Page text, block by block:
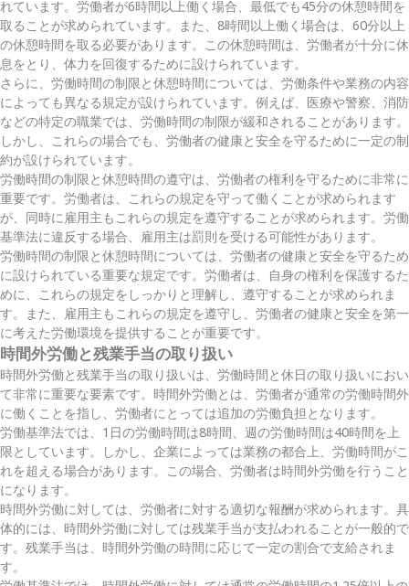
れています。労働者が6時間以上働く場合、最低でも45分の休憩時間を
取ることが求められています。また、8時間以上働く場合は、60分以上
の休憩時間を取る必要があります。この休憩時間は、労働者が十分に休
息をとり、体力を回復するために設けられています。
さらに、労働時間の制限と休憩時間については、労働条件や業務の内容
によっても異なる規定が設けられています。例えば、医療や警察、消防
などの特定の職業では、労働時間の制限が緩和されることがあります。
しかし、これらの場合でも、労働者の健康と安全を守るために一定の制
約が設けられています。
労働時間の制限と休憩時間の遵守は、労働者の権利を守るために非常に
重要です。労働者は、これらの規定を守って働くことが求められます
が、同時に雇用主もこれらの規定を遵守することが求められます。労働
基準法に違反する場合、雇用主は罰則を受ける可能性があります。
労働時間の制限と休憩時間については、労働者の健康と安全を守るため
に設けられている重要な規定です。労働者は、自身の権利を保護するた
めに、これらの規定をしっかりと理解し、遵守することが求められま
す。また、雇用主もこれらの規定を遵守し、労働者の健康と安全を第一
に考えた労働環境を提供することが重要です。
時間外労働と残業手当の取り扱い
時間外労働と残業手当の取り扱いは、労働時間と休日の取り扱いにおい
て非常に重要な要素です。時間外労働とは、労働者が通常の労働時間外
に働くことを指し、労働者にとっては追加の労働負担となります。
労働基準法では、1日の労働時間は8時間、週の労働時間は40時間を上
限としています。しかし、企業によっては業務の都合上、労働時間がこ
れを超える場合があります。この場合、労働者は時間外労働を行うこと
になります。
時間外労働に対しては、労働者に対する適切な報酬が求められます。具
体的には、時間外労働に対しては残業手当が支払われることが一般的で
す。残業手当は、時間外労働の時間に応じて一定の割合で支給されま
す。